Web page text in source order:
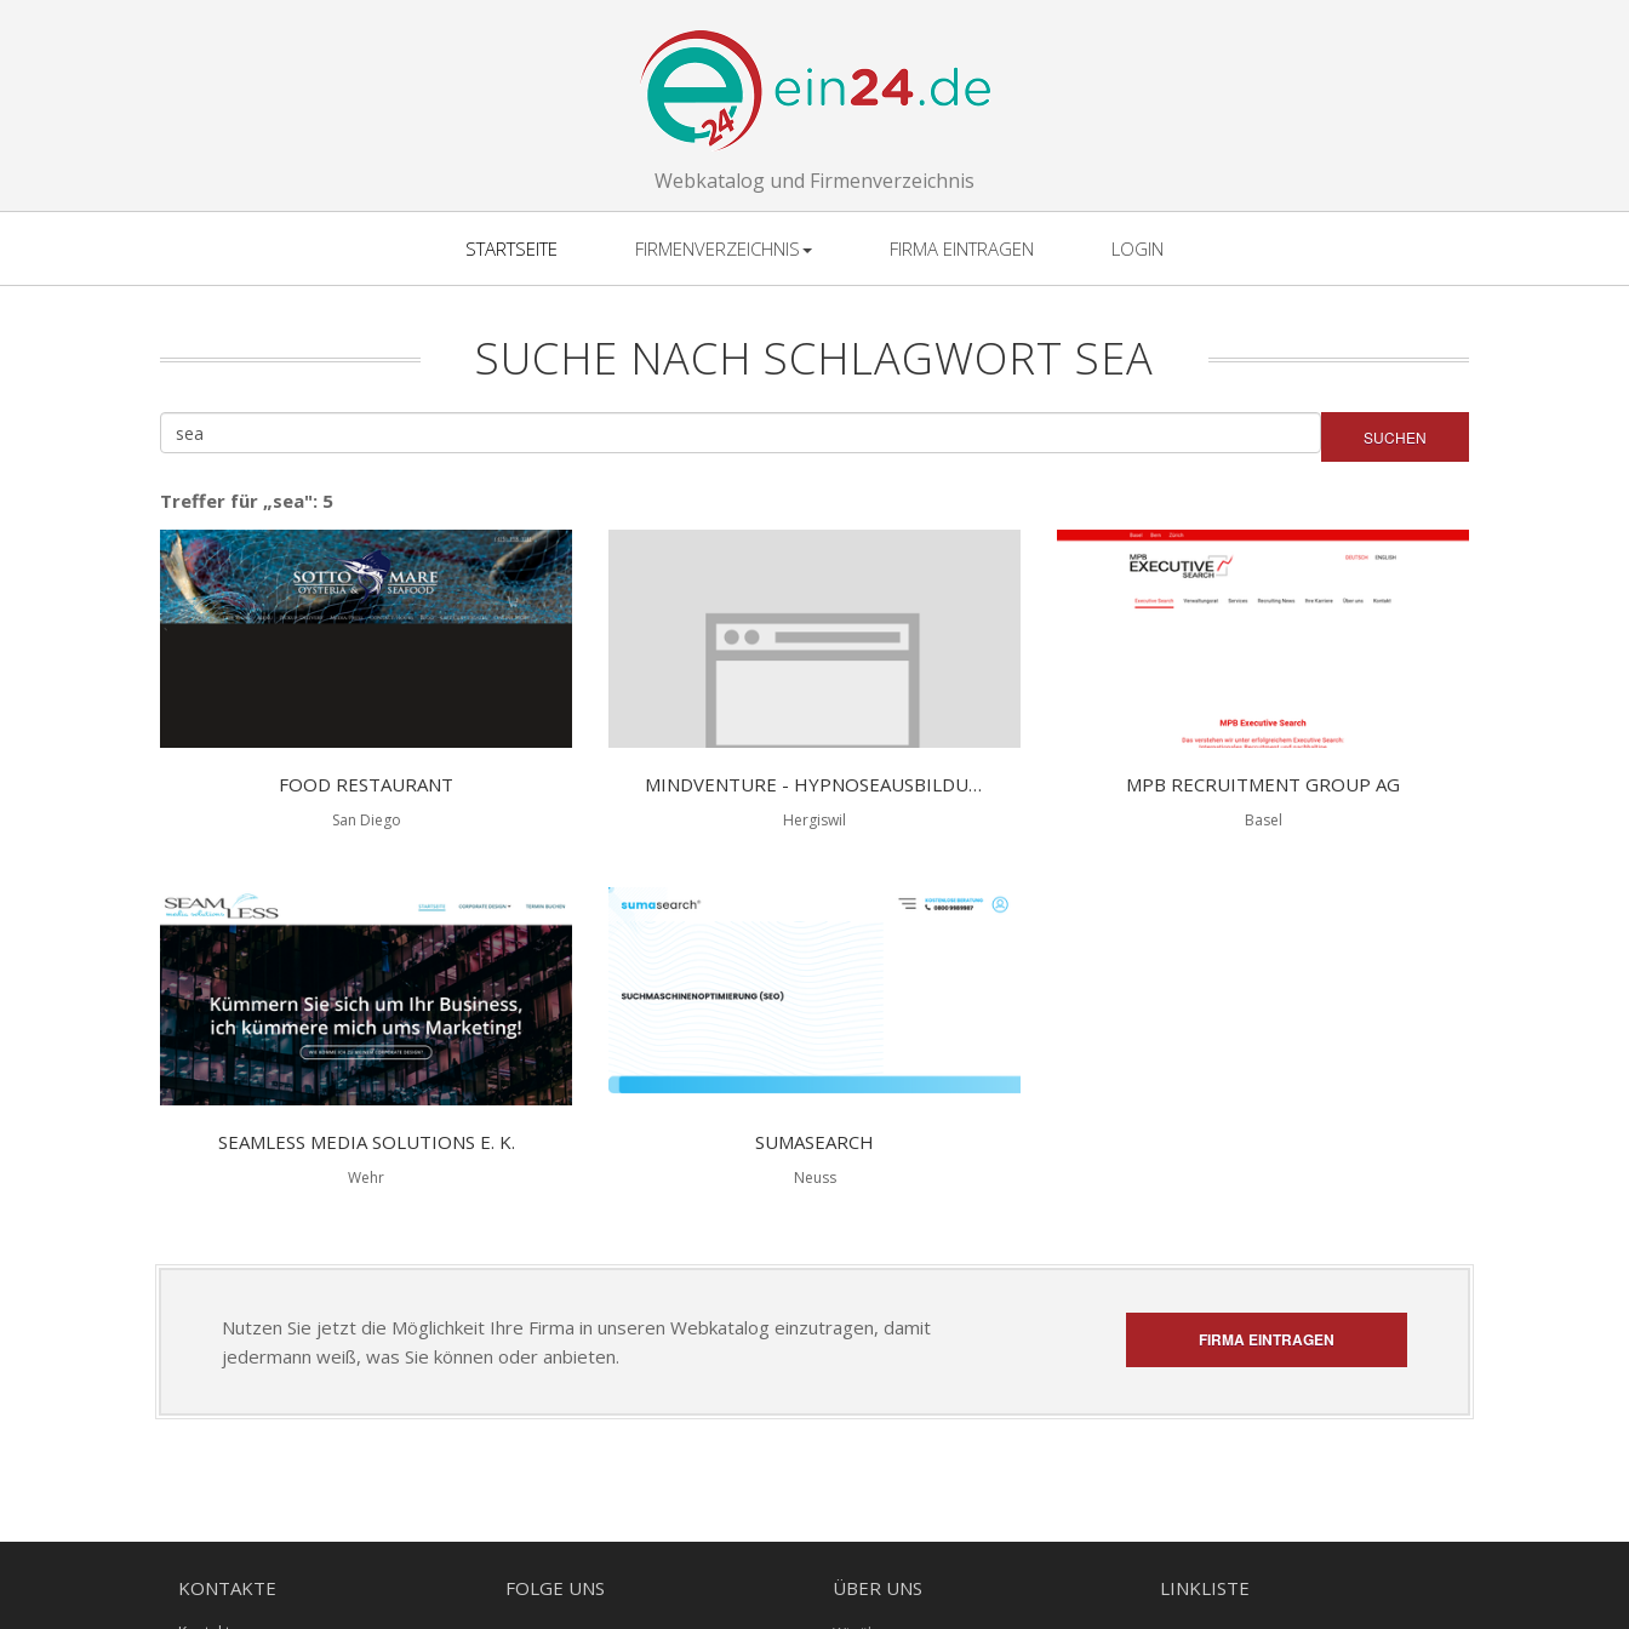
Webkatalog und Firmenverzeichnis
STARTSEITE FIRMENVERZEICHNIS FIRMA EINTRAGEN LOGIN
SUCHE NACH SCHLAGWORT SEA
SUCHEN
Treffer für „sea": 5
FOOD RESTAURANT
San Diego
MINDVENTURE - HYPNOSEAUSBILDUNG BERN
Hergiswil
MPB RECRUITMENT GROUP AG
Basel
SEAMLESS MEDIA SOLUTIONS E. K.
Wehr
SUMASEARCH
Neuss
Nutzen Sie jetzt die Möglichkeit Ihre Firma in unseren Webkatalog einzutragen, damit
jedermann weiß, was Sie können oder anbieten.
FIRMA EINTRAGEN
KONTAKTE FOLGE UNS ÜBER UNS LINKLISTE